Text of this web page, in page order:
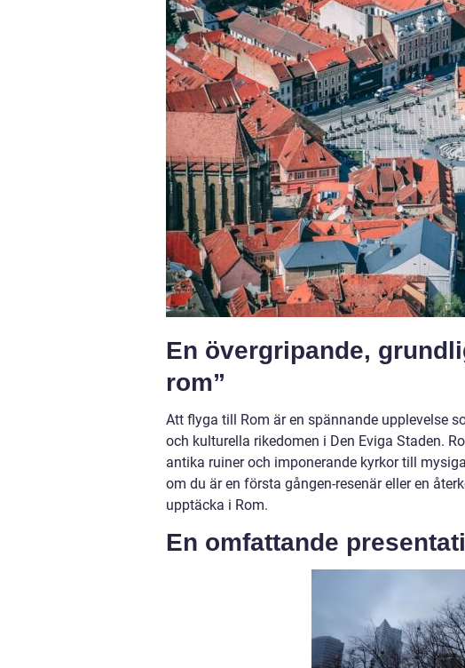
En övergripande,
rom”
Att flyga till Rom är en spännande upplevelse
och kulturella rikedomen i Den Eviga Staden.
antika ruiner och imponerande kyrkor till
om du är en första gången-resenär eller en
upptäcka i Rom.
En omfattande